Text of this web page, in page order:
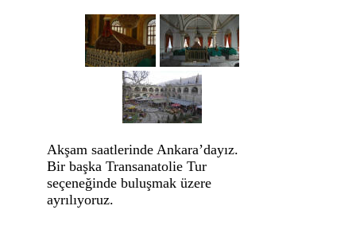
Akşam saatlerinde Ankara’dayız.
Bir başka Transanatolie Tur
seçeneğinde buluşmak üzere
ayrılıyoruz.